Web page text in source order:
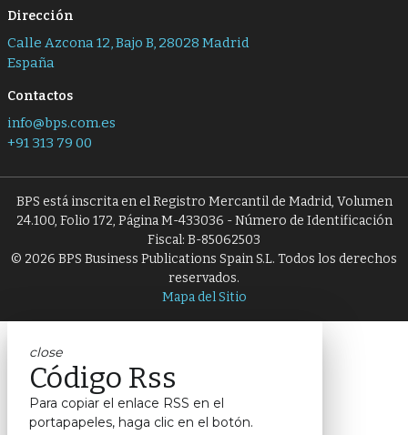
Dirección
Calle Azcona 12, Bajo B, 28028 Madrid
España
Contactos
info@bps.com.es
+91 313 79 00
BPS está inscrita en el Registro Mercantil de Madrid, Volumen
24.100, Folio 172, Página M-433036 - Número de Identificación
Fiscal: B-85062503
© 2026 BPS Business Publications Spain S.L. Todos los derechos
reservados.
Mapa del Sitio
close
Código Rss
Para copiar el enlace RSS en el
portapapeles, haga clic en el botón.